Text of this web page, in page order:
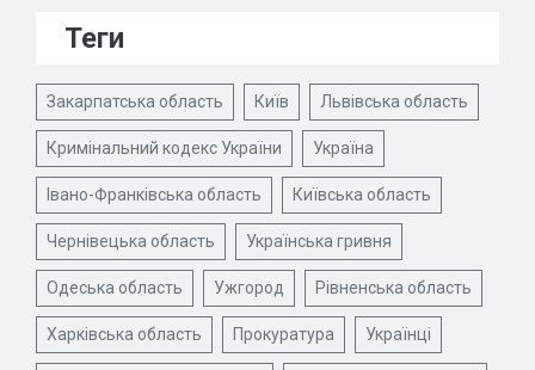
Теги
Закарпатська область Київ Львівська область
Кримінальний кодекс України Україна
Івано-Франківська область Київська область
Чернівецька область Українська гривня
Одеська область Ужгород Рівненська область
Харківська область Прокуратура Українці